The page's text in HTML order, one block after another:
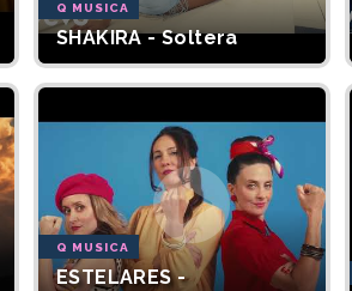
Q MUSICA
SHAKIRA - Soltera
Q MUSICA
ESTELARES -